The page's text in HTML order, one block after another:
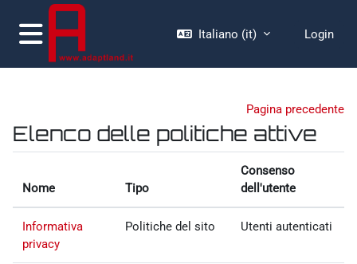
Vai al contenuto principale
Pannello laterale
Italiano ‎(it)‎ Login
Pagina precedente
Elenco delle politiche attive
Nome Tipo
Consenso
dell'utente
Informativa
privacy
Politiche del sito Utenti autenticati